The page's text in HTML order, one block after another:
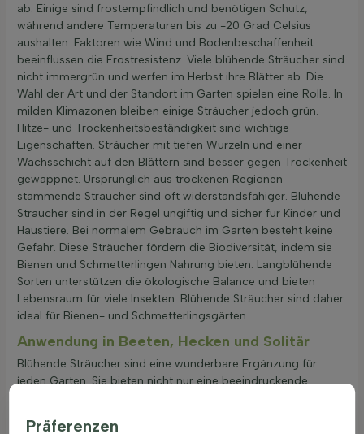
ab. Einige sind frostempfindlich und benötigen Schutz,
während andere Temperaturen bis zu -20 Grad Celsius
aushalten. Faktoren wie Wind und Bodenbeschaffenheit
beeinflussen die Frostresistenz. Viele blühende Sträucher sind
nicht immergrün und werfen im Herbst ihre Blätter ab. Die
Wahl der Art und der Standort im Garten spielen eine Rolle. In
milden Klimazonen bleiben einige Sträucher jedoch grün.
Hitze- und Trockenheitsbeständigkeit sind wichtige
Eigenschaften. Sträucher mit tiefen Wurzeln und einer
Wachsschicht auf den Blättern sind besser gegen Trockenheit
gewappnet. Ursprünglich aus trockenen Regionen
stammende Sträucher sind oft widerstandsfähiger. Blühende
Sträucher sind in der Regel ungiftig und sicher für Kinder und
Haustiere. Bei normalem Gebrauch im Garten besteht keine
Gefahr. Diese Sträucher fördern die Biodiversität, indem sie
Bienen und Schmetterlingen Nahrung bieten. Langblühende
Sorten unterstützen die ökologische Balance und bieten
Lebensraum für viele Insekten. Blühende Sträucher sind daher
ideal für Bienen- und Schmetterlingsgärten.
Anwendung in Beeten, Hecken und Solitär
Blühende Sträucher sind eine wunderbare Ergänzung für
jeden Garten. Sie bieten nicht nur eine beeindruckende
Präferenzen